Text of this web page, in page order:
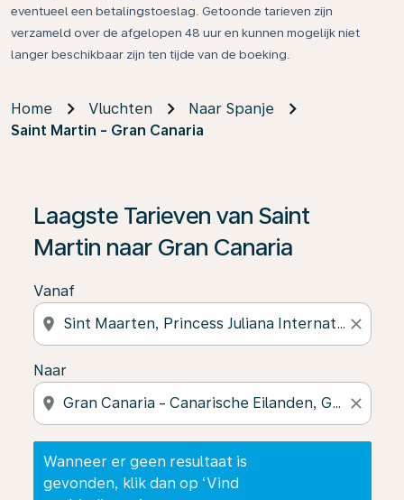
eventueel een betalingstoeslag. Getoonde tarieven zijn
verzameld over de afgelopen 48 uur en kunnen mogelijk niet
langer beschikbaar zijn ten tijde van de boeking.
Home Vluchten
Naar Spanje
Saint Martin - Gran Canaria
Laagste Tarieven van Saint
Martin naar Gran Canaria
Vanaf
location_on close
Naar
location_on close
Wanneer er geen resultaat is
gevonden, klik dan op ‘Vind
Wanneer er geen resultaat is gevonden, klik dan op